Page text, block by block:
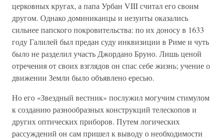
церковных кругах, а папа Урбан VIII считал его своим
другом. Однако доминиканцы и иезуиты оказались
сильнее папского покровительства: по их доносу в 1633
году Галилей был предан суду инквизиции в Риме и чуть
было не разделил участь Джордано Бруно. Лишь ценой
отречения от своих взглядов он спас себе жизнь; учение о
движении Земли было объявлено ересью.
Но его «Звездный вестник» послужил могучим стимулом
к созданию разнообразных конструкций телескопов и
других оптических приборов. Путем логических
рассуждений он сам пришел к выводу о необходимости